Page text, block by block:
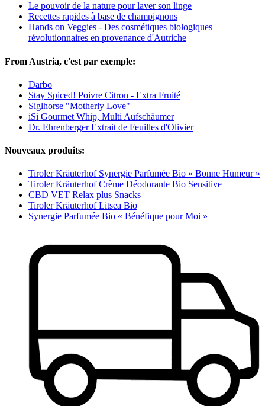
Le pouvoir de la nature pour laver son linge
Recettes rapides à base de champignons
Hands on Veggies - Des cosmétiques biologiques
révolutionnaires en provenance d'Autriche
From Austria, c'est par exemple:
Darbo
Stay Spiced! Poivre Citron - Extra Fruité
Siglhorse "Motherly Love"
iSi Gourmet Whip, Multi Aufschäumer
Dr. Ehrenberger Extrait de Feuilles d'Olivier
Nouveaux produits:
Tiroler Kräuterhof Synergie Parfumée Bio « Bonne Humeur »
Tiroler Kräuterhof Crème Déodorante Bio Sensitive
CBD VET Relax plus Snacks
Tiroler Kräuterhof Litsea Bio
Synergie Parfumée Bio « Bénéfique pour Moi »